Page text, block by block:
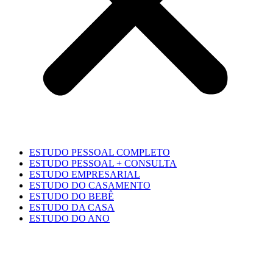
ESTUDO PESSOAL COMPLETO
ESTUDO PESSOAL + CONSULTA
ESTUDO EMPRESARIAL
ESTUDO DO CASAMENTO
ESTUDO DO BEBÊ
ESTUDO DA CASA
ESTUDO DO ANO